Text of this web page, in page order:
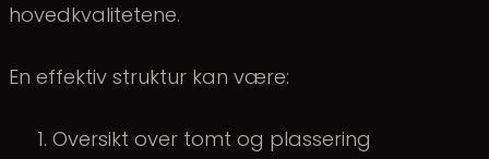
hovedkvalitetene.
En effektiv struktur kan være:
Oversikt over tomt og plassering